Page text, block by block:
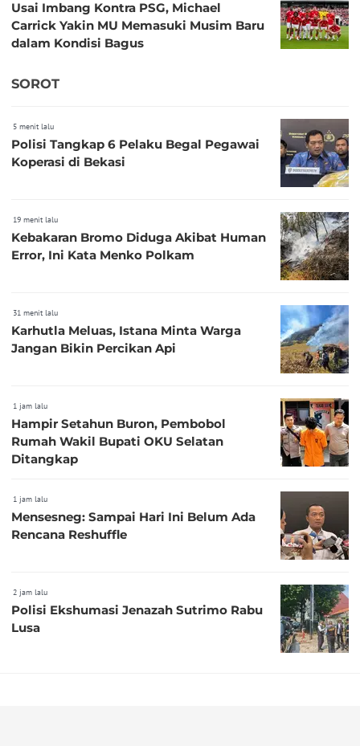
Usai Imbang Kontra PSG, Michael
Carrick Yakin MU Memasuki Musim Baru
dalam Kondisi Bagus
SOROT
5 menit lalu
Polisi Tangkap 6 Pelaku Begal Pegawai
Koperasi di Bekasi
19 menit lalu
Kebakaran Bromo Diduga Akibat Human
Error, Ini Kata Menko Polkam
31 menit lalu
Karhutla Meluas, Istana Minta Warga
Jangan Bikin Percikan Api
1 jam lalu
Hampir Setahun Buron, Pembobol
Rumah Wakil Bupati OKU Selatan
Ditangkap
1 jam lalu
Mensesneg: Sampai Hari Ini Belum Ada
Rencana Reshuffle
2 jam lalu
Polisi Ekshumasi Jenazah Sutrimo Rabu
Lusa